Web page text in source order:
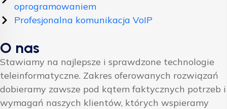
oprogramowaniem
Profesjonalna komunikacja VoIP
O nas
Stawiamy na najlepsze i sprawdzone technologie
teleinformatyczne. Zakres oferowanych rozwiązań
dobieramy zawsze pod kątem faktycznych potrzeb i
wymagań naszych klientów, których wspieramy